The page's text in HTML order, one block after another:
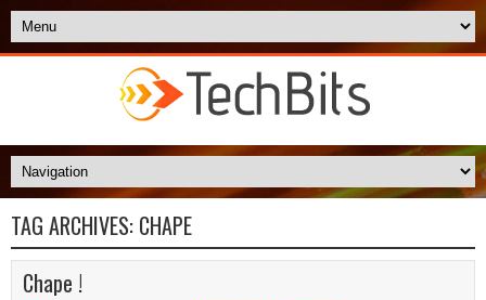
TAG ARCHIVES: CHAPE
Chape !